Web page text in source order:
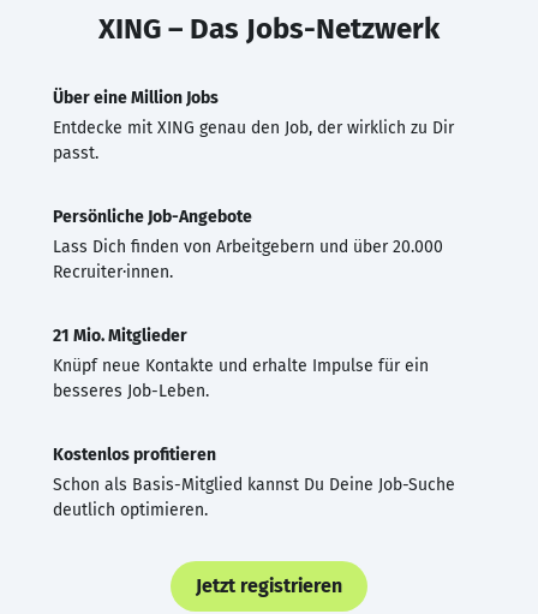
XING – Das Jobs-Netzwerk
Über eine Million Jobs
Entdecke mit XING genau den Job, der wirklich zu Dir
passt.
Persönliche Job-Angebote
Lass Dich finden von Arbeitgebern und über 20.000
Recruiter·innen.
21 Mio. Mitglieder
Knüpf neue Kontakte und erhalte Impulse für ein
besseres Job-Leben.
Kostenlos profitieren
Schon als Basis-Mitglied kannst Du Deine Job-Suche
deutlich optimieren.
Jetzt registrieren